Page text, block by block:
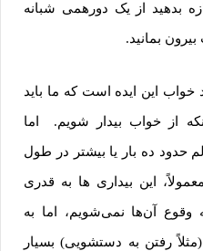
بدهید از یک دورهمی شبانه
بمانید.
خواب این ایده است که ما باید
از خواب بیدار شویم. اما
حدود ده بار یا بیشتر در طول
این بیداری ‌ها به قدری
آن‌ها نمی‌شویم، اما به
رفتن به دستشویی) بسیار